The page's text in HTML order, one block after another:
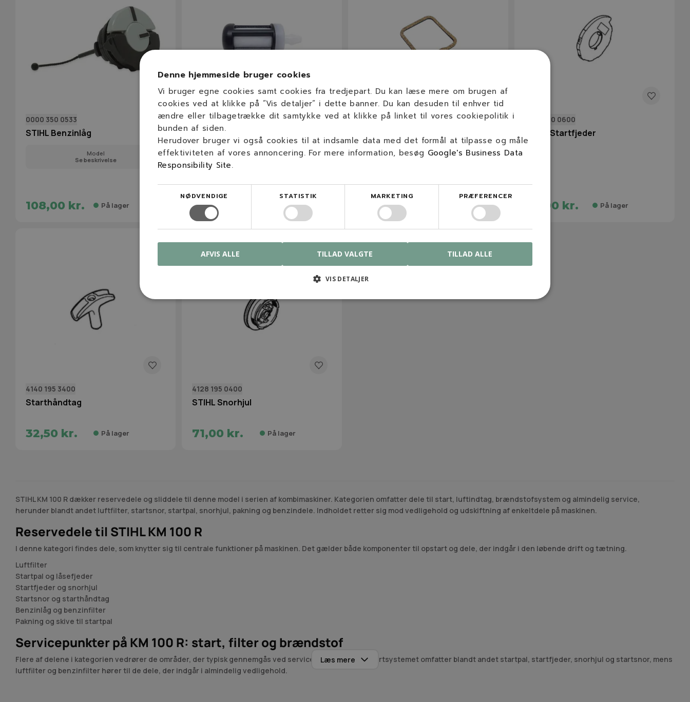
0000 350 0533
STIHL Benzinlåg
Model
Se beskrivelse
108,00 kr. På lager
NGP00003503502
NGP Benzinfilter til STIHL (Lille
studs)
49,00 kr. På lager
4180 029 0500
14,00 kr.
4180 190 0600
STIHL Startfjeder
80,00 kr. På lager
4140 195 3400
Starthåndtag
32,50 kr. På lager
4128 195 0400
STIHL Snorhjul
71,00 kr. På lager
STIHL KM 100 R dækker reservedele og sliddele til denne model i serien af kombimaskiner. Kategorien omfatter dele til start, luftindtag, brændstofsystem og almindelig service,
herunder blandt andet luftfilter, startsnor, startpal, snorhjul, pakning og benzindele. Indholdet retter sig mod vedligehold og udskiftning af enkeltdele på maskinen.
Reservedele til STIHL KM 100 R
I denne kategori findes dele, som knytter sig til centrale funktioner på maskinen. Det gælder både komponenter til opstart og dele, der indgår i den løbende drift og tætning.
Luftfilter
Startpal og låsefjeder
Startfjeder og snorhjul
Startsnor og starthåndtag
Benzinlåg og benzinfilter
Pakning og skive til startpal
Servicepunkter på KM 100 R: start, filter og brændstof
Flere af delene i kategorien vedrører de områder, der typisk gennemgås ved service og fejlfinding. Startsystemet omfatter blandt andet startpal, startfjeder, snorhjul og startsnor, mens
luftfilter og benzinfilter hører til de dele, der indgår i almindelig vedligehold.
Læs mere
Denne hjemmeside bruger cookies
Vi bruger egne cookies samt cookies fra tredjepart. Du kan læse mere om brugen af
cookies ved at klikke på ”Vis detaljer” i dette banner. Du kan desuden til enhver tid
ændre eller tilbagetrække dit samtykke ved at klikke på linket til vores cookiepolitik i
bunden af siden.
Herudover bruger vi også cookies til at indsamle data med det formål at tilpasse og måle
effektiviteten af vores annoncering. For mere information, besøg Google's Business Data
Responsibility Site.
NØDVENDIGE STATISTIK MARKETING PRÆFERENCER
TILLAD VALGTE TILLAD ALLE
AFVIS ALLE
VIS DETALJER